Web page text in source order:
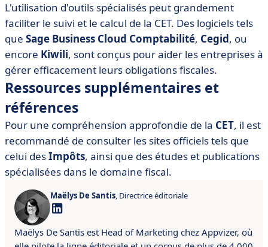
L'utilisation d'outils spécialisés peut grandement
faciliter le suivi et le calcul de la CET. Des logiciels tels
que Sage Business Cloud Comptabilité, Cegid, ou
encore Kiwili, sont conçus pour aider les entreprises à
gérer efficacement leurs obligations fiscales.
Ressources supplémentaires et
références
Pour une compréhension approfondie de la CET, il est
recommandé de consulter les sites officiels tels que
celui desImpôts, ainsi que des études et publications
spécialisées dans le domaine fiscal.
Maëlys De Santis, Directrice éditoriale
Maëlys De Santis est Head of Marketing chez Appvizer, où